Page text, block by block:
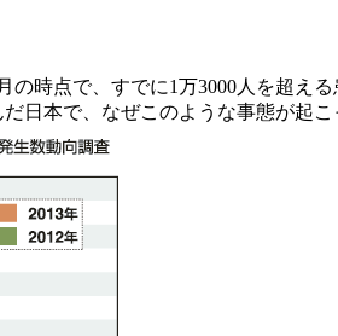
時点で、すでに1万3000人を超え
日本で、なぜこのような事態が起こ